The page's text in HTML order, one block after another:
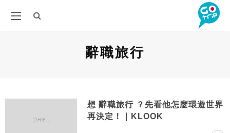
辭職旅行
想 辭職旅行 ？先看他怎麼環遊世界
再決定！｜KLOOK